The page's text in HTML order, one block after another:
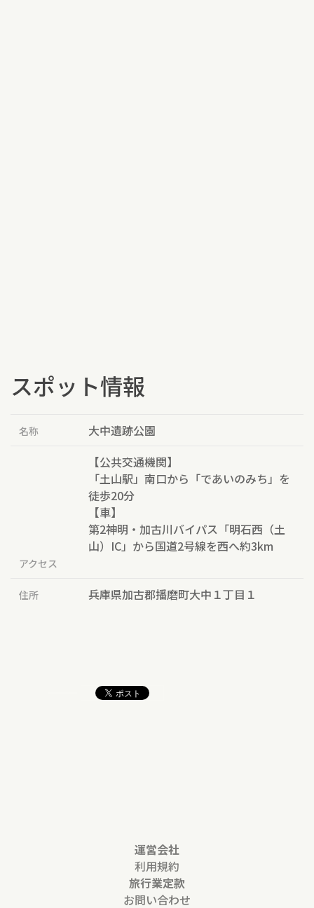
スポット情報
名称 大中遺跡公園
アクセス
【公共交通機関】
「土山駅」南口から「であいのみち」を
徒歩20分
【車】
第2神明・加古川バイパス「明石西（土
山）IC」から国道2号線を西へ約3km
住所 兵庫県加古郡播磨町大中１丁目１
運営会社
利用規約
旅行業定款
お問い合わせ